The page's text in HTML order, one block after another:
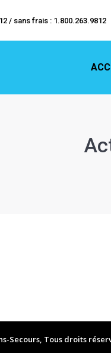
/ sans frais : 1.800.263.9812
Secours, Tous droits